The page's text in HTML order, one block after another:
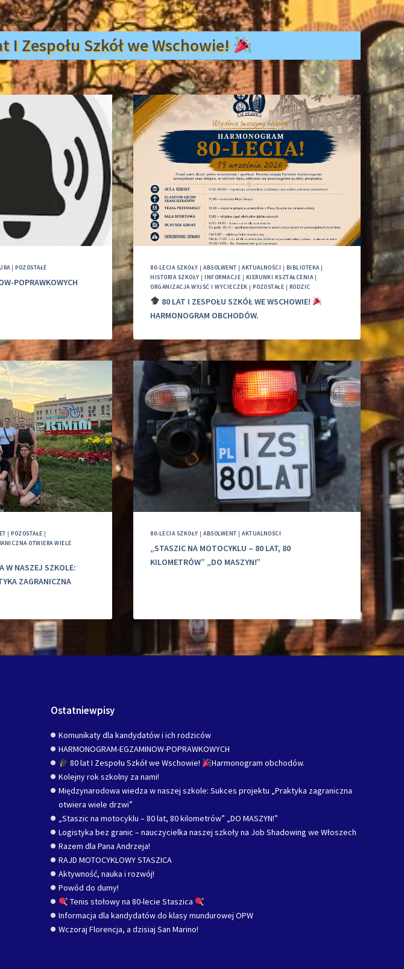
I Zespołu Szkół we Wschowie!
|POZOSTAŁE
POPRAWKOWYCH
80-LECIA SZKOŁY |ABSOLWENT |AKTUALNOŚCI | BIBLIOTEKA|
HISTORIA SZKOŁY |INFORMACJE | KIERUNKI KSZTAŁCENIA|
ORGANIZACJA WYJŚĆ I WYCIECZEK |POZOSTAŁE | RODZIC
80 LAT I ZESPOŁU SZKÓŁ WE WSCHOWIE!
HARMONOGRAM OBCHODÓW.
|POZOSTAŁE |
OTWIERA WIELE
W NASZEJ SZKOLE:
ZAGRANICZNA
80-LECIA SZKOŁY |ABSOLWENT |AKTUALNOŚCI
„STASZIC NA MOTOCYKLU – 80 LAT, 80
KILOMETRÓW” „DO MASZYN!”
Ostatniewpisy
Komunikaty dla kandydatów i ich rodziców
HARMONOGRAM-EGZAMINOW-POPRAWKOWYCH
80 lat I Zespołu Szkół we Wschowie!
Harmonogram obchodów.
Kolejny rok szkolny za nami!
Międzynarodowa wiedza w naszej szkole: Sukces projektu „Praktyka zagraniczna
otwiera wiele drzwi”
„Staszic na motocyklu – 80 lat, 80 kilometrów” „DO MASZYN!”
Logistyka bez granic – nauczycielka naszej szkoły na Job Shadowing we Włoszech
Razem dla Pana Andrzeja!
RAJD MOTOCYKLOWY STASZICA
Aktywność, nauka i rozwój!
Powód do dumy!
Tenis stołowy na 80-lecie Staszica
Informacja dla kandydatów do klasy mundurowej OPW
Wczoraj Florencja, a dzisiaj San Marino!